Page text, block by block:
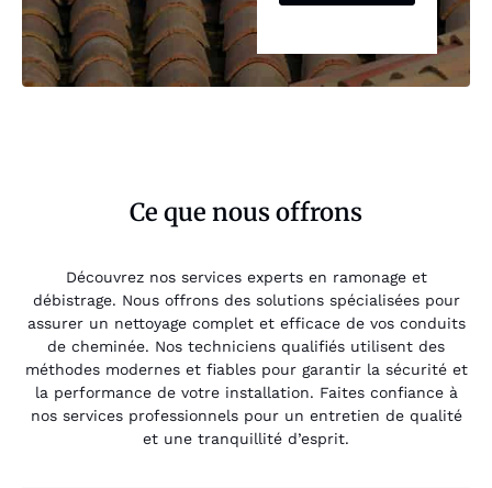
Ce que nous offrons
Découvrez nos services experts en ramonage et
débistrage. Nous offrons des solutions spécialisées pour
assurer un nettoyage complet et efficace de vos conduits
de cheminée. Nos techniciens qualifiés utilisent des
méthodes modernes et fiables pour garantir la sécurité et
la performance de votre installation. Faites confiance à
nos services professionnels pour un entretien de qualité
et une tranquillité d’esprit.